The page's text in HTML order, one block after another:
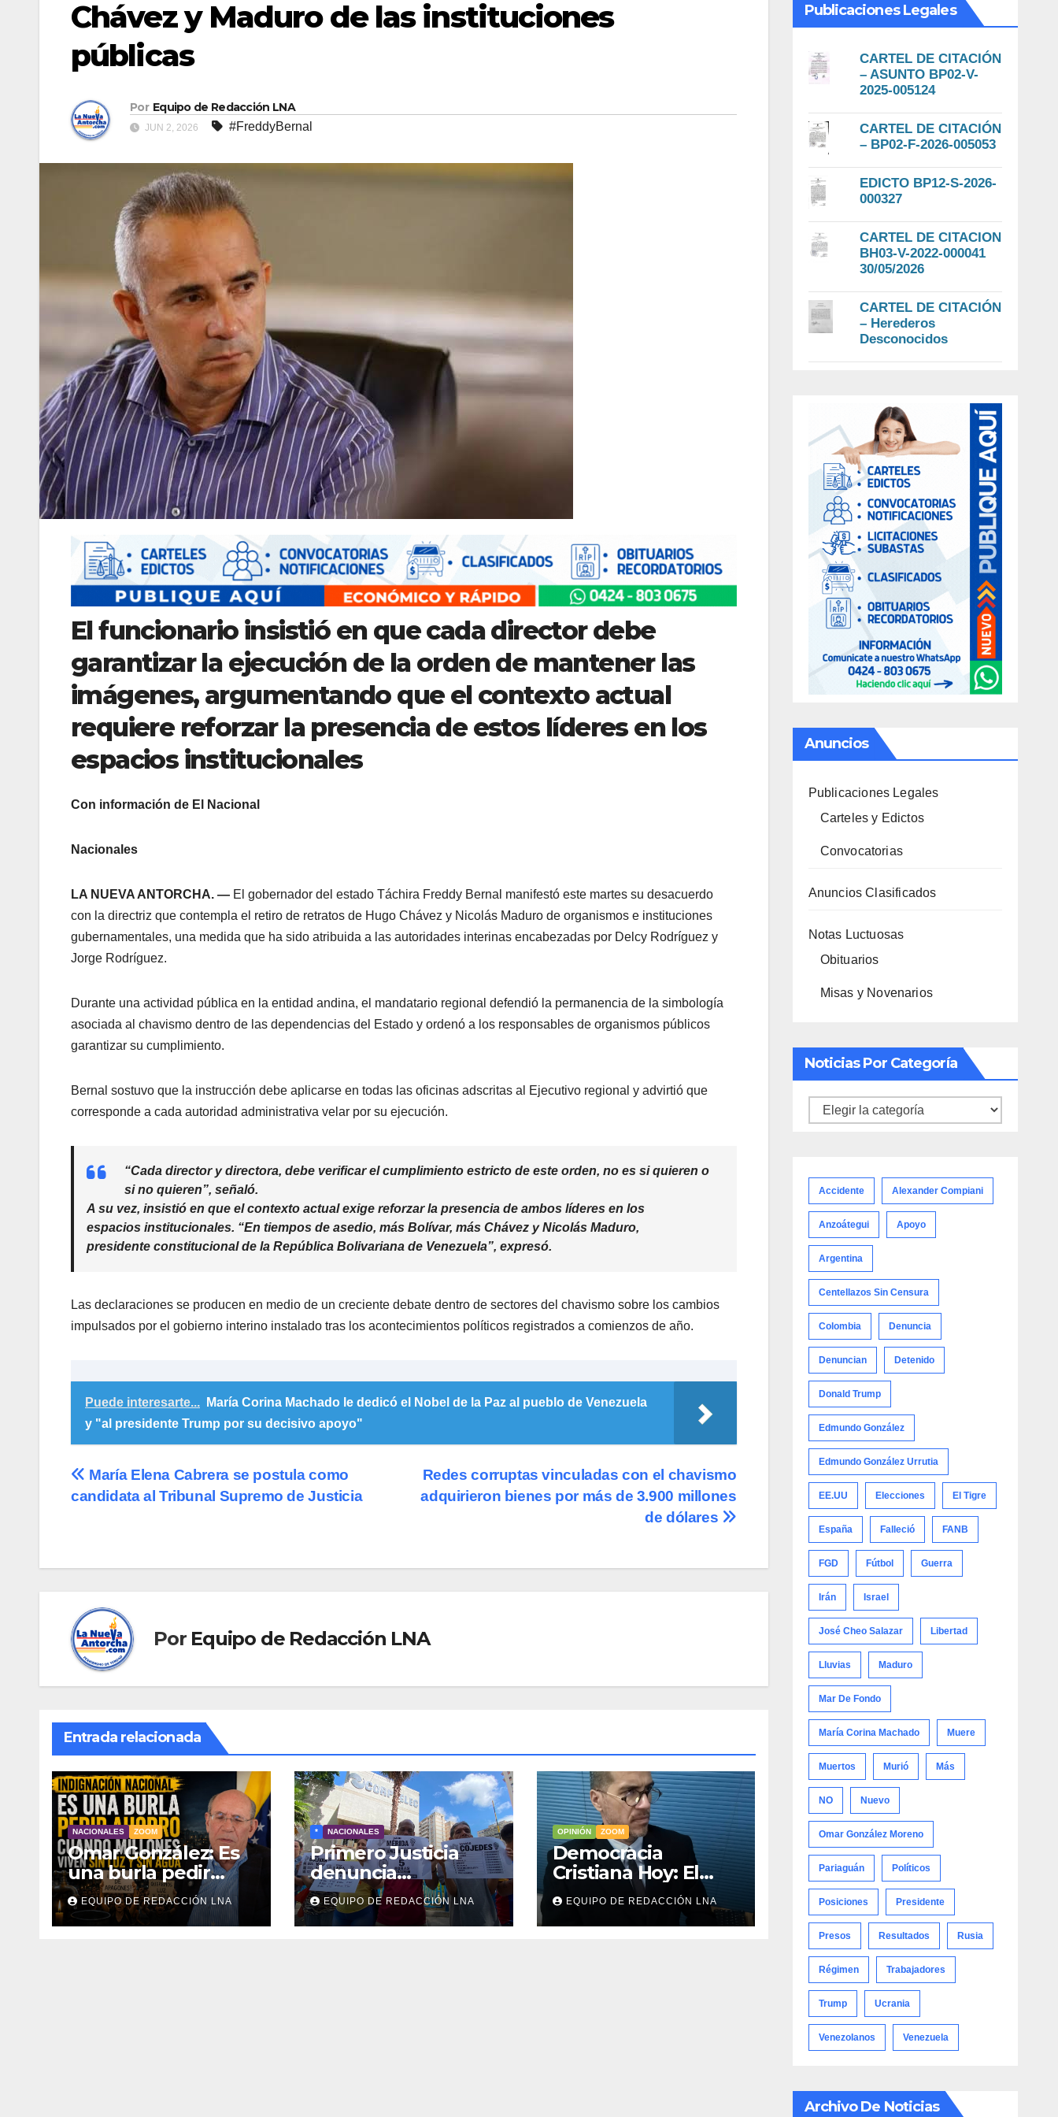
Chávez y Maduro de las instituciones
públicas
Por Equipo de Redacción LNA
JUN 2, 2026 #FreddyBernal
El funcionario insistió en que cada director debe
garantizar la ejecución de la orden de mantener las
imágenes, argumentando que el contexto actual
requiere reforzar la presencia de estos líderes en los
espacios institucionales
Con información de El Nacional
Nacionales
LA NUEVA ANTORCHA. — El gobernador del estado Táchira Freddy Bernal manifestó este martes su desacuerdo
con la directriz que contempla el retiro de retratos de Hugo Chávez y Nicolás Maduro de organismos e instituciones
gubernamentales, una medida que ha sido atribuida a las autoridades interinas encabezadas por Delcy Rodríguez y
Jorge Rodríguez.
Durante una actividad pública en la entidad andina, el mandatario regional defendió la permanencia de la simbología
asociada al chavismo dentro de las dependencias del Estado y ordenó a los responsables de organismos públicos
garantizar su cumplimiento.
Bernal sostuvo que la instrucción debe aplicarse en todas las oficinas adscritas al Ejecutivo regional y advirtió que
corresponde a cada autoridad administrativa velar por su ejecución.
“Cada director y directora, debe verificar el cumplimiento estricto de este orden, no es si quieren o
si no quieren”, señaló.
A su vez, insistió en que el contexto actual exige reforzar la presencia de ambos líderes en los
espacios institucionales. “En tiempos de asedio, más Bolívar, más Chávez y Nicolás Maduro,
presidente constitucional de la República Bolivariana de Venezuela”, expresó.
Las declaraciones se producen en medio de un creciente debate dentro de sectores del chavismo sobre los cambios
impulsados por el gobierno interino instalado tras los acontecimientos políticos registrados a comienzos de año.
Puede interesarte...
María Corina Machado le dedicó el Nobel de la Paz al pueblo de Venezuela
y "al presidente Trump por su decisivo apoyo"
Navegación
Redes corruptas vinculadas con el chavismo
adquirieron bienes por más de 3.900 millones
de dólares
María Elena Cabrera se postula como
candidata al Tribunal Supremo de Justicia
Por Equipo de Redacción LNA
Entrada relacionada
NACIONALES ZOOM
Omar González: Es
una burla pedir
ahorro cuando
millones viven sin
luz y sin agua
EQUIPO DE REDACCIÓN LNA
* NACIONALES
Primero Justicia
denuncia
discriminación
eléctrica en el
interior del país
EQUIPO DE REDACCIÓN LNA
OPINIÓN ZOOM
Democracia
Cristiana Hoy: El
tutelaje
EQUIPO DE REDACCIÓN LNA
Publicaciones Legales
CARTEL DE CITACIÓN
– ASUNTO BP02-V-
2025-005124
CARTEL DE CITACIÓN
– BP02-F-2026-005053
EDICTO BP12-S-2026-
000327
CARTEL DE CITACION
BH03-V-2022-000041
30/05/2026
CARTEL DE CITACIÓN
– Herederos
Desconocidos
Anuncios
Publicaciones Legales
Carteles y Edictos
Convocatorias
Anuncios Clasificados
Notas Luctuosas
Obituarios
Misas y Novenarios
Noticias Por Categoría
Noticias
Accidente Alexander Compiani
Anzoátegui Apoyo
Argentina
Centellazos Sin Censura
Colombia Denuncia
Denuncian Detenido
Donald Trump
Edmundo González
Edmundo González Urrutia
EE.UU Elecciones El Tigre
España Falleció FANB
FGD Fútbol Guerra
Irán Israel
José Cheo Salazar Libertad
Lluvias Maduro
Mar De Fondo
María Corina Machado Muere
Muertos Murió Más
NO Nuevo
Omar González Moreno
Pariaguán Políticos
Posiciones Presidente
Presos Resultados Rusia
Régimen Trabajadores
Trump Ucrania
Venezolanos Venezuela
Archivo De Noticias